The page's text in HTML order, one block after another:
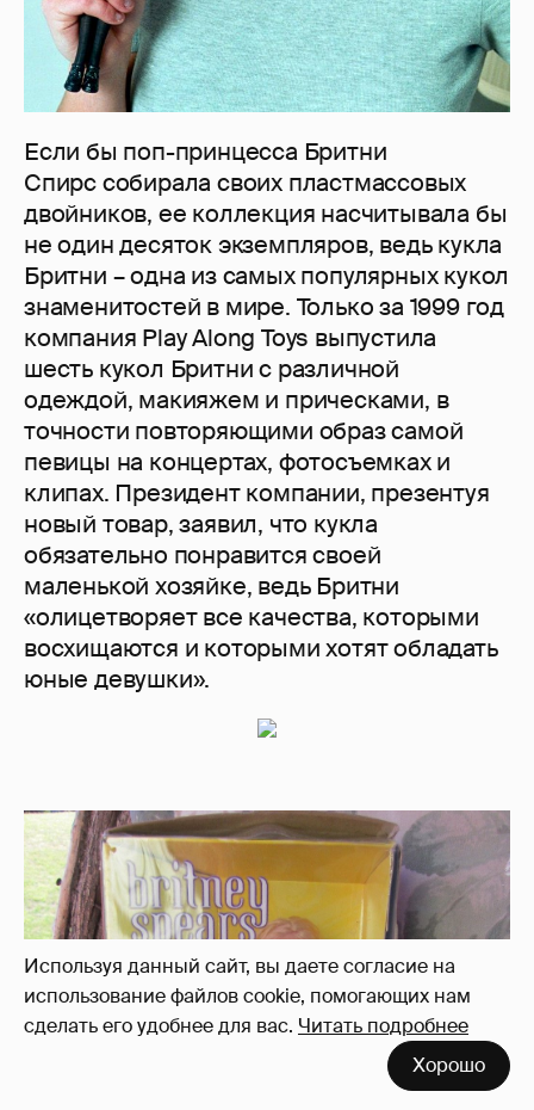
Используя данный сайт, вы даете согласие на
использование файлов cookie, помогающих нам
сделать его удобнее для вас. Читать подробнее
Хорошо
Если бы поп-принцесса Бритни
Спирс собирала своих пластмассовых
двойников, ее коллекция насчитывала бы
не один десяток экземпляров, ведь кукла
Бритни – одна из самых популярных кукол
знаменитостей в мире. Только за 1999 год
компания Play Along Toys выпустила
шесть кукол Бритни с различной
одеждой, макияжем и прическами, в
точности повторяющими образ самой
певицы на концертах, фотосъемках и
клипах. Президент компании, презентуя
новый товар, заявил, что кукла
обязательно понравится своей
маленькой хозяйке, ведь Бритни
«олицетворяет все качества, которыми
восхищаются и которыми хотят обладать
юные девушки».